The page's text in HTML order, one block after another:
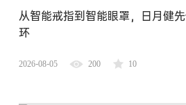
从智能戒指到智能眼罩，日月健
环
2026-08-05 200 10